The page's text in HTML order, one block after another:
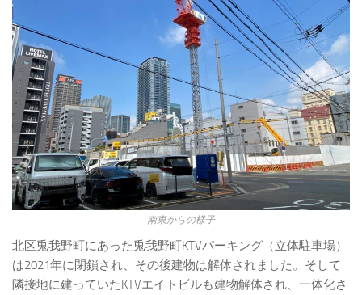
南東からの様子
北区兎我野町にあった兎我野町KTVパーキング（立体駐車場）
は2021年に閉鎖され、その後建物は解体されました。そして
隣接地に建っていたKTVエイトビルも建物解体され、一体化さ